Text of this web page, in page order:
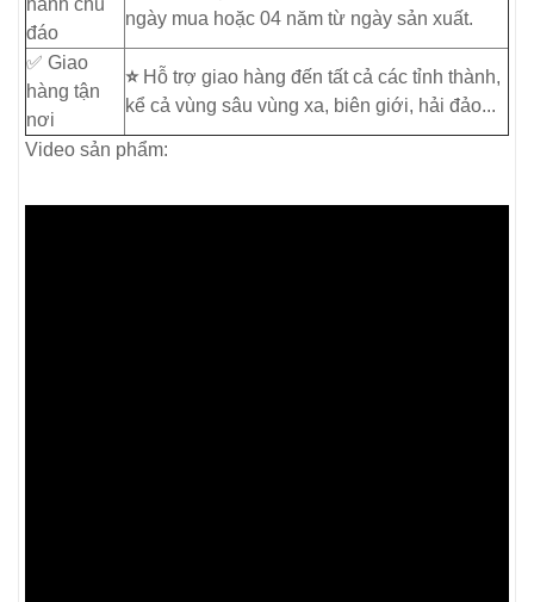
đáo
ngày mua hoặc 04 năm từ ngày sản xuất.
✅ Giao
hàng tận
nơi
⭐ Hỗ trợ giao hàng đến tất cả các tỉnh thành,
kể cả vùng sâu vùng xa, biên giới, hải đảo...
Video sản phẩm: